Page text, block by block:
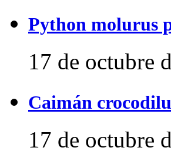
Python molurus
17 de octubre
Caimán
17 de octubre